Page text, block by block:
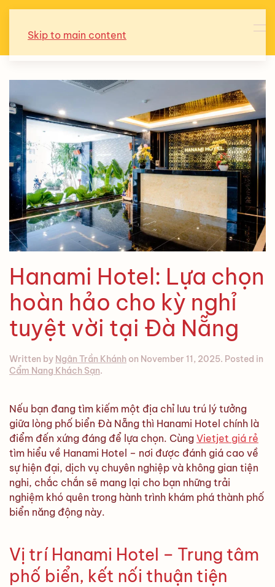
Skip to main content
Hanami Hotel: Lựa chọn
hoàn hảo cho kỳ nghỉ
tuyệt vời tại Đà Nẵng
Written by Ngân Trần Khánh on November 11, 2025. Posted in
Cẩm Nang Khách Sạn.
Nếu bạn đang tìm kiếm một địa chỉ lưu trú lý tưởng
giữa lòng phố biển Đà Nẵng thì Hanami Hotel chính là
điểm đến xứng đáng để lựa chọn. Cùng Vietjet giá rẻ
tìm hiểu về Hanami Hotel – nơi được đánh giá cao về
sự hiện đại, dịch vụ chuyên nghiệp và không gian tiện
nghi, chắc chắn sẽ mang lại cho bạn những trải
nghiệm khó quên trong hành trình khám phá thành phố
biển năng động này.
Vị trí Hanami Hotel – Trung tâm
phố biển, kết nối thuận tiện